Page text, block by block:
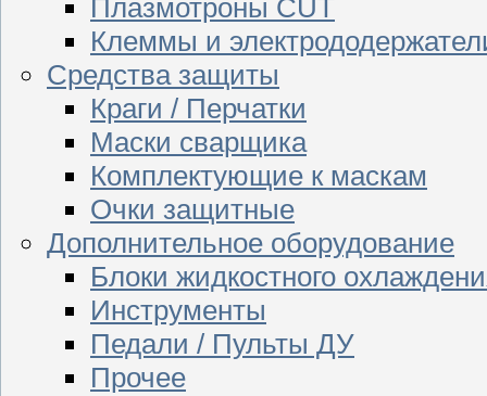
Плазмотроны CUT
Клеммы и
Средства защиты
Краги / Перчатки
Маски сварщика
Комплектующие к маскам
Очки защитные
Дополнительное оборудование
Блоки жидкостного
Инструменты
Педали / Пульты ДУ
Прочее